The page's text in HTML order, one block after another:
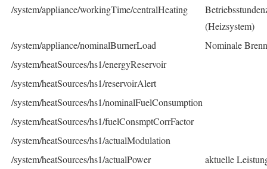
/system/appliance/workingTime/centralHeating
(Heizsystem)
/system/appliance/nominalBurnerLoad
Nominale
/system/heatSources/hs1/energyReservoir
/system/heatSources/hs1/reservoirAlert
/system/heatSources/hs1/nominalFuelConsumption
/system/heatSources/hs1/fuelConsmptCorrFactor
/system/heatSources/hs1/actualModulation
/system/heatSources/hs1/actualPower
aktuelle